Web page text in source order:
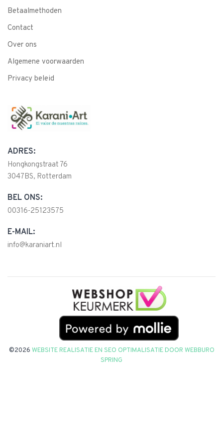
Betaalmethoden
Contact
Over ons
Algemene voorwaarden
Privacy beleid
ADRES:
Hongkongstraat 76
3047BS, Rotterdam
BEL ONS:
00316-25123575
E-MAIL:
info@karaniart.nl
©2026 WEBSITE REALISATIE EN SEO OPTIMALISATIE DOOR WEBBURO
SPRING